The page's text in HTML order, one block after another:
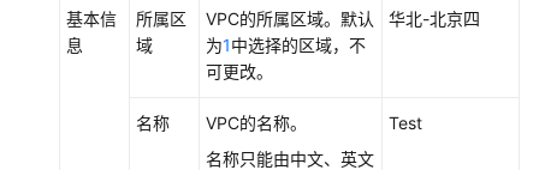
目
CodeArts
基本信
息
所属区
域
VPC的所属区域。默认
为1中选择的区域，不
可更改。
华北-北京四
名称
VPC的名称。
名称只能由中文、英文
Test